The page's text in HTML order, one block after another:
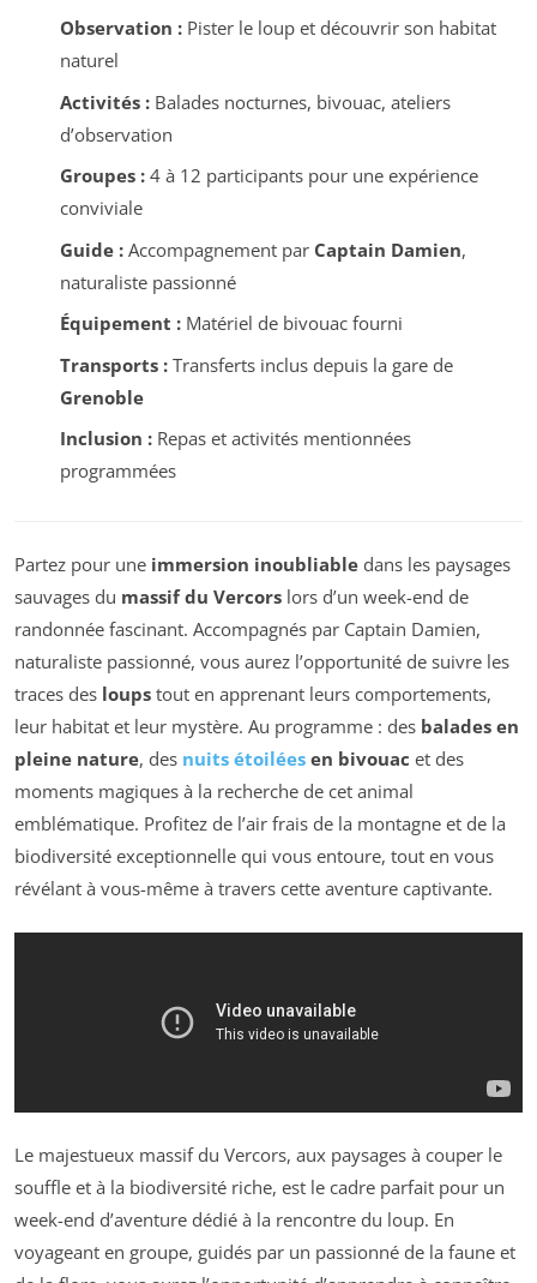
Observation :Pister le loup et découvrir son habitat
naturel
Activités :Balades nocturnes, bivouac, ateliers
d’observation
Groupes :4 à 12 participants pour une expérience
conviviale
Guide :Accompagnement par Captain Damien,
naturaliste passionné
Équipement :Matériel de bivouac fourni
Transports :Transferts inclus depuis la gare de
Grenoble
Inclusion :Repas et activités mentionnées
programmées
Partez pour une immersion inoubliable dans les paysages
sauvages du massif du Vercors lors d’un week-end de
randonnée fascinant. Accompagnés par Captain Damien,
naturaliste passionné, vous aurez l’opportunité de suivre les
traces des loups tout en apprenant leurs comportements,
leur habitat et leur mystère. Au programme : des balades en
pleine nature, des nuits étoilées en bivouac et des
moments magiques à la recherche de cet animal
emblématique. Profitez de l’air frais de la montagne et de la
biodiversité exceptionnelle qui vous entoure, tout en vous
révélant à vous-même à travers cette aventure captivante.
Le majestueux massif du Vercors, aux paysages à couper le
souffle et à la biodiversité riche, est le cadre parfait pour un
week-end d’aventure dédié à la rencontre du loup. En
voyageant en groupe, guidés par un passionné de la faune et